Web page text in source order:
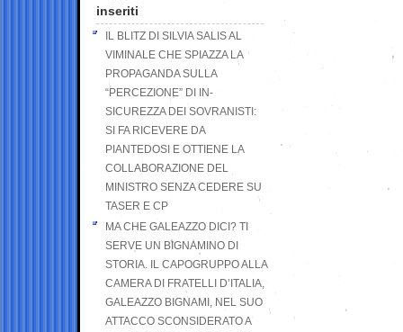
inseriti
IL BLITZ DI SILVIA SALIS AL
VIMINALE CHE SPIAZZA LA
PROPAGANDA SULLA
“PERCEZIONE” DI IN-
SICUREZZA DEI SOVRANISTI:
SI FA RICEVERE DA
PIANTEDOSI E OTTIENE LA
COLLABORAZIONE DEL
MINISTRO SENZA CEDERE SU
TASER E CP
MA CHE GALEAZZO DICI? TI
SERVE UN BIGNAMINO DI
STORIA. IL CAPOGRUPPO ALLA
CAMERA DI FRATELLI D’ITALIA,
GALEAZZO BIGNAMI, NEL SUO
ATTACCO SCONSIDERATO A